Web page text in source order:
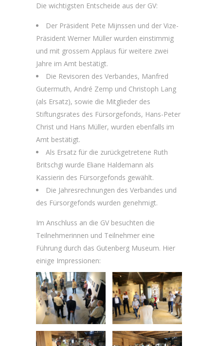
Die wichtigsten Entscheide aus der GV:
Der Präsident Pete Mijnssen und der Vize-
Präsident Werner Müller wurden einstimmig
und mit grossem Applaus für weitere zwei
Jahre im Amt bestätigt.
Die Revisoren des Verbandes, Manfred
Gutermuth, André Zemp und Christoph Lang
(als Ersatz), sowie die Mitglieder des
Stiftungsrates des Fürsorgefonds, Hans-Peter
Christ und Hans Müller, wurden ebenfalls im
Amt bestätigt.
Als Ersatz für die zurückgetretene Ruth
Britschgi wurde Eliane Haldemann als
Kassierin des Fürsorgefonds gewählt.
Die Jahresrechnungen des Verbandes und
des Fürsorgefonds wurden genehmigt.
Im Anschluss an die GV besuchten die
Teilnehmerinnen und Teilnehmer eine
Führung durch das Gutenberg Museum. Hier
einige Impressionen: